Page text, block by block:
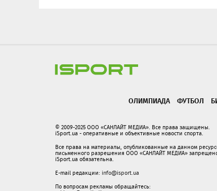
ОЛИМПИАДА ФУТБОЛ
© 2009-2025 ООО «САНЛАЙТ МЕДИА». Все права защищены.
iSport.ua - оперативные и объективные новости спорта.
Все права на материалы, опубликованные на данном
письменного разрешения ООО «САНЛАЙТ МЕДИА»
iSport.ua обязательна.
E-mail редакции: info@isport.ua
По вопросам рекламы обращайтесь: